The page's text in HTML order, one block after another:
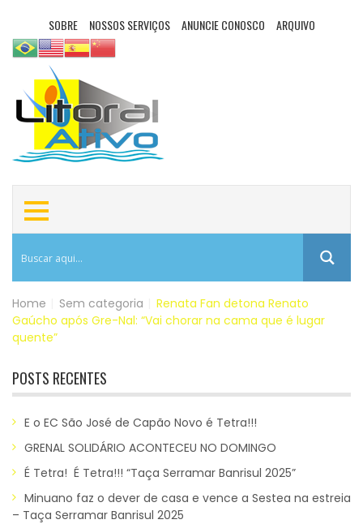
SOBRE NOSSOS SERVIÇOS ANUNCIE CONOSCO ARQUIVO
Home Sem categoria
Renata Fan detona Renato
Gaúcho após Gre-Nal: “Vai chorar na cama que é lugar
quente”
POSTS RECENTES
E o EC São José de Capão Novo é Tetra!!!
GRENAL SOLIDÁRIO ACONTECEU NO DOMINGO
É Tetra! É Tetra!!! “Taça Serramar Banrisul 2025”
Minuano faz o dever de casa e vence a Sestea na estreia
– Taça Serramar Banrisul 2025